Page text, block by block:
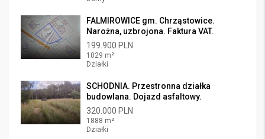
FALMIROWICE gm. Chrząstowice.
Narożna, uzbrojona. Faktura VAT.
199.900 PLN
1029 m²
Działki
SCHODNIA. Przestronna działka
budowlana. Dojazd asfaltowy.
320.000 PLN
1888 m²
Działki